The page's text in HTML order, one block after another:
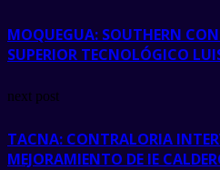
MOQUEGUA: SOUTHERN
SUPERIOR TECNOLÓGICO
next post
TACNA: CONTRALORIA
MEJORAMIENTO DE IE